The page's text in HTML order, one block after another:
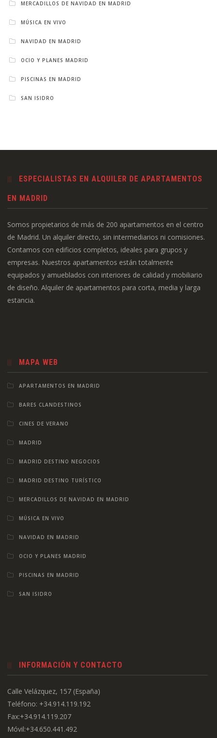
MERCADILLOS DE NAVIDAD EN MADRID
MÚSICA EN VIVO
NAVIDAD EN MADRID
OCIO Y PLANES MADRID
PISCINAS EN MADRID
SAN ISIDRO
ESPECIALISTAS EN ALQUILER DE APARTAMENTOS
EN MADRID
Somos propietarios de más de 200 apartamentos en el centro
de Madrid. Un alquiler directo, sin intermediarios ni comisiones.
Contamos con edificios completos, ideales para grupos y
empresas. Nuestros apartamentos están totalmente
equipados y amueblados con interiores de calidad y mobiliario
de diseño. Alquiler de apartamentos para corta, media y larga
estancia.
MAPA WEB
APARTAMENTOS EN MADRID
BARES CLANDESTINOS
CINES DE VERANO
MADRID
MADRID DESTINO NEGOCIOS
MADRID DESTINO TURÍSTICO
MERCADILLOS DE NAVIDAD EN MADRID
MÚSICA EN VIVO
NAVIDAD EN MADRID
OCIO Y PLANES MADRID
PISCINAS EN MADRID
SAN ISIDRO
INFORMACIÓN Y CONTACTO
Calle Velázquez, 157 (España)
Teléfono: +34.914.119.192
Fax:+34.914.119.207
Móvil:+34.650.441.492